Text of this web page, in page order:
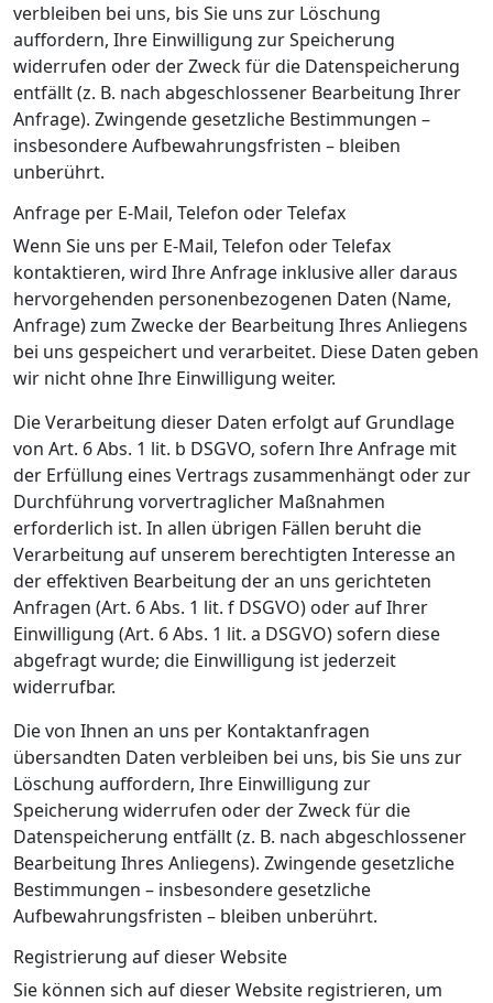
verbleiben bei uns, bis Sie uns zur Löschung
auffordern, Ihre Einwilligung zur Speicherung
widerrufen oder der Zweck für die Datenspeicherung
entfällt (z. B. nach abgeschlossener Bearbeitung Ihrer
Anfrage). Zwingende gesetzliche Bestimmungen –
insbesondere Aufbewahrungsfristen – bleiben
unberührt.
Anfrage per E-Mail, Telefon oder Telefax
Wenn Sie uns per E-Mail, Telefon oder Telefax
kontaktieren, wird Ihre Anfrage inklusive aller daraus
hervorgehenden personenbezogenen Daten (Name,
Anfrage) zum Zwecke der Bearbeitung Ihres Anliegens
bei uns gespeichert und verarbeitet. Diese Daten geben
wir nicht ohne Ihre Einwilligung weiter.
Die Verarbeitung dieser Daten erfolgt auf Grundlage
von Art. 6 Abs. 1 lit. b DSGVO, sofern Ihre Anfrage mit
der Erfüllung eines Vertrags zusammenhängt oder zur
Durchführung vorvertraglicher Maßnahmen
erforderlich ist. In allen übrigen Fällen beruht die
Verarbeitung auf unserem berechtigten Interesse an
der effektiven Bearbeitung der an uns gerichteten
Anfragen (Art. 6 Abs. 1 lit. f DSGVO) oder auf Ihrer
Einwilligung (Art. 6 Abs. 1 lit. a DSGVO) sofern diese
abgefragt wurde; die Einwilligung ist jederzeit
widerrufbar.
Die von Ihnen an uns per Kontaktanfragen
übersandten Daten verbleiben bei uns, bis Sie uns zur
Löschung auffordern, Ihre Einwilligung zur
Speicherung widerrufen oder der Zweck für die
Datenspeicherung entfällt (z. B. nach abgeschlossener
Bearbeitung Ihres Anliegens). Zwingende gesetzliche
Bestimmungen – insbesondere gesetzliche
Aufbewahrungsfristen – bleiben unberührt.
Registrierung auf dieser Website
Sie können sich auf dieser Website registrieren, um